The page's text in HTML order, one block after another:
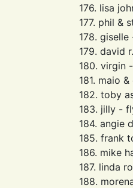
176. lisa
177. phil &
178.
179. david
180. virgin
181. maio
182. toby
183. jilly -
184. angie
185. frank
186. mike
187. linda
188.